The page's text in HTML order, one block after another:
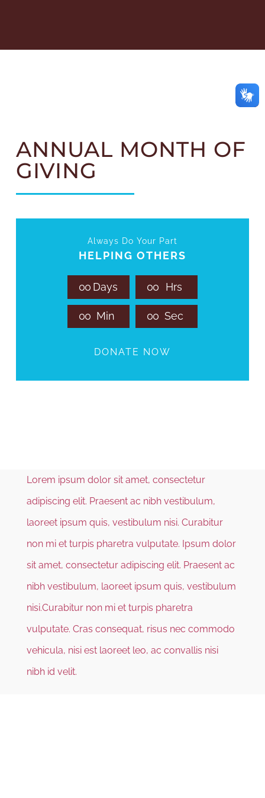
ANNUAL MONTH OF
GIVING
Always Do Your Part
HELPING OTHERS
00 Days 00 Hrs
00 Min 00 Sec
DONATE NOW
Lorem ipsum dolor sit amet, consectetur
adipiscing elit. Praesent ac nibh vestibulum,
laoreet ipsum quis, vestibulum nisi. Curabitur
non mi et turpis pharetra vulputate. Ipsum dolor
sit amet, consectetur adipiscing elit. Praesent ac
nibh vestibulum, laoreet ipsum quis, vestibulum
nisi.Curabitur non mi et turpis pharetra
vulputate. Cras consequat, risus nec commodo
vehicula, nisi est laoreet leo, ac convallis nisi
nibh id velit.